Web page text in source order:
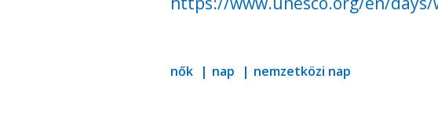
nők nap nemzetközi nap